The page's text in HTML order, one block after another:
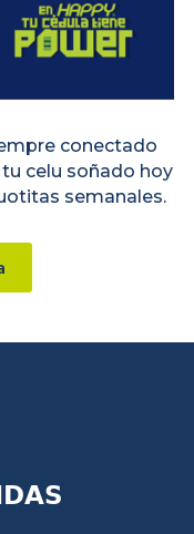
conectado
celu soñado hoy
semanales.